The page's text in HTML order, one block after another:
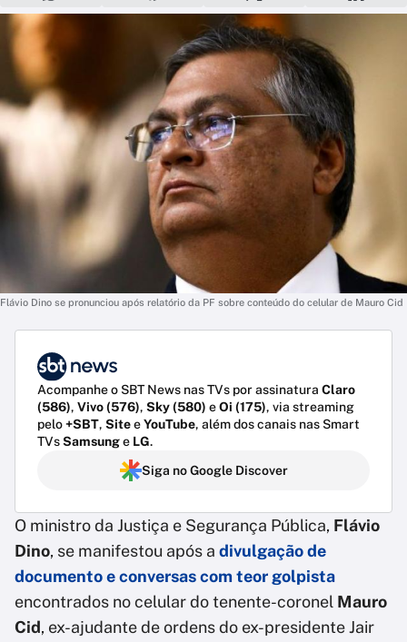
Flávio Dino se pronunciou após relatório da PF sobre conteúdo do celular de Mauro Cid
Acompanhe o SBT News nas TVs por assinatura Claro
(586), Vivo (576), Sky (580) eOi (175), via streaming
pelo+SBT, SiteeYouTube, além dos canais nas Smart
TVsSamsunge LG.
Siga no Google Discover
O ministro da Justiça e Segurança Pública, Flávio
Dino, se manifestou após a divulgação de
documento e conversas com teor golpista
encontrados no celular do tenente-coronel Mauro
Cid, ex-ajudante de ordens do ex-presidente Jair